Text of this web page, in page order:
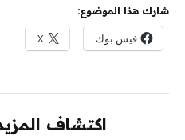
شارك هذا الموضوع:
فيس بوك X
اكتشاف